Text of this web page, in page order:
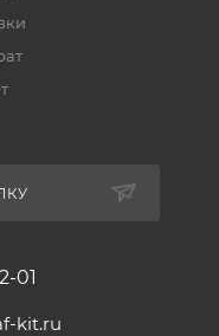
01
kit.ru